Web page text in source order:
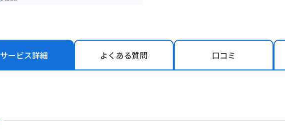
サービス詳細 よくある質問 口コミ